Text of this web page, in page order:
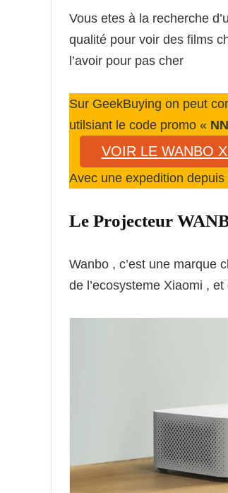
Vous etes à la recherche
qualité pour voir des films
l’avoir pour pas cher
Sur GeekBuying on peut
utilsiant le code promo «
VOIR LE WANBO
Avec une expedition depuis
Le Projecteur
Wanbo , c’est une marque
de l’ecosysteme Xiaomi ,